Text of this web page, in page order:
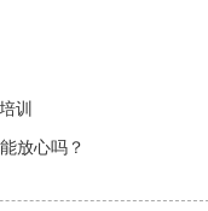
训
放心吗？